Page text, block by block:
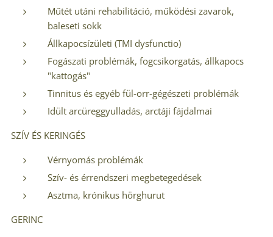
Műtét utáni rehabilitáció, működési zavarok,
baleseti sokk
Állkapocsízületi (TMI dysfunctio)
Fogászati problémák, fogcsikorgatás, állkapocs
"kattogás"
Tinnitus és egyéb fül-orr-gégészeti problémák
Idült arcüreggyulladás, arctáji fájdalmai
SZÍV ÉS KERINGÉS
Vérnyomás problémák
Szív- és érrendszeri megbetegedések
Asztma, krónikus hörghurut
GERINC